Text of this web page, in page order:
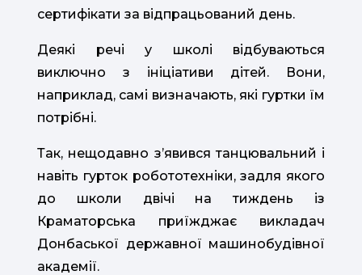
сертифікати за відпрацьований день.
Деякі речі у школі відбуваються
виключно з ініціативи дітей. Вони,
наприклад, самі визначають, які гуртки їм
потрібні.
Так, нещодавно зʼявився танцювальний і
навіть гурток робототехніки, задля якого
до школи двічі на тиждень із
Краматорська приїжджає викладач
Донбаської державної машинобудівної
академії.